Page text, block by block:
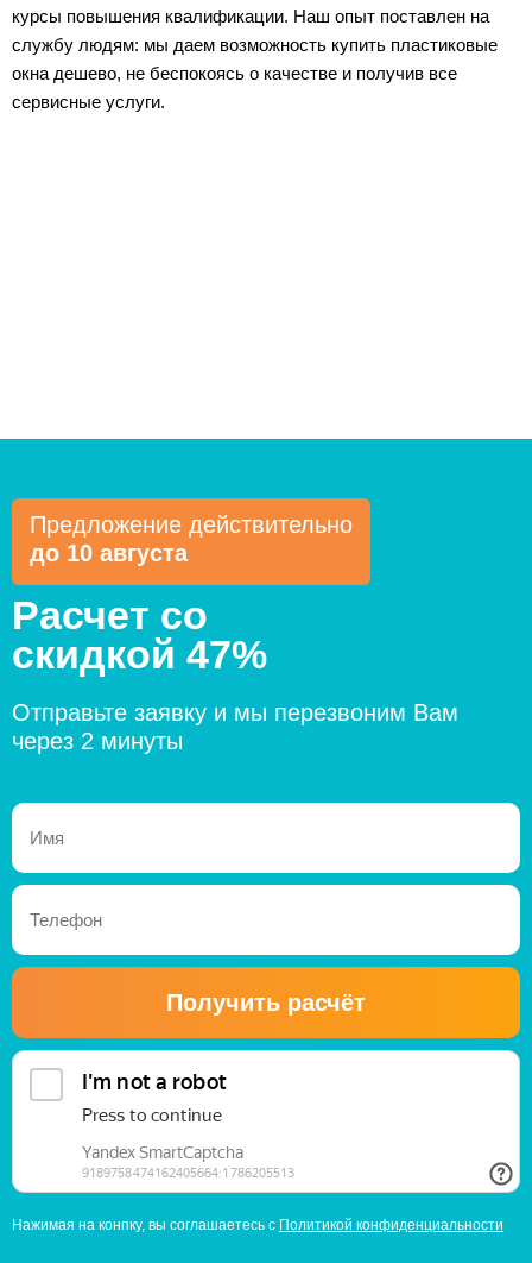
курсы повышения квалификации. Наш опыт поставлен на
службу людям: мы даем возможность купить пластиковые
окна дешево, не беспокоясь о качестве и получив все
сервисные услуги.
Предложение действительно
до 10 августа
Расчет со
скидкой 47%
Отправьте заявку и мы перезвоним Вам
через 2 минуты
Получить расчёт
Нажимая на конпку, вы соглашаетесь с Политикой конфиденциальности